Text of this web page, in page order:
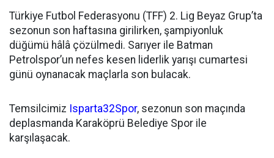
Türkiye Futbol Federasyonu (TFF) 2. Lig Beyaz Grup’ta
sezonun son haftasına girilirken, şampiyonluk
düğümü hâlâ çözülmedi. Sarıyer ile Batman
Petrolspor’un nefes kesen liderlik yarışı cumartesi
günü oynanacak maçlarla son bulacak.
Temsilcimiz Isparta32Spor, sezonun son maçında
deplasmanda Karaköprü Belediye Spor ile
karşılaşacak.